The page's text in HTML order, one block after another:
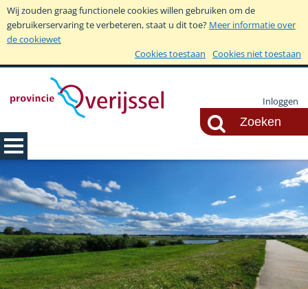
Wij zouden graag functionele cookies willen gebruiken om de
gebruikerservaring te verbeteren, staat u dit toe? Meer informatie over
de cookiewet
Cookies toestaan
Cookies niet toestaan
Inloggen